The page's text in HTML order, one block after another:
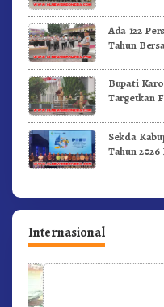
Ada 122
Tahun
Bupati
Targetkan
Sekda
Tahun
Internasional